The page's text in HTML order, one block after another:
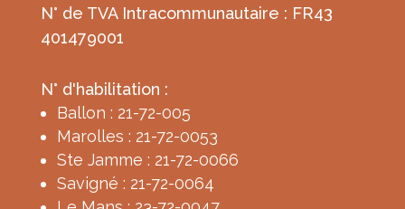
N° de TVA Intracommunautaire : FR43
401479001
N° d'habilitation :
Ballon : 21-72-005
Marolles : 21-72-0053
Ste Jamme : 21-72-0066
Savigné : 21-72-0064